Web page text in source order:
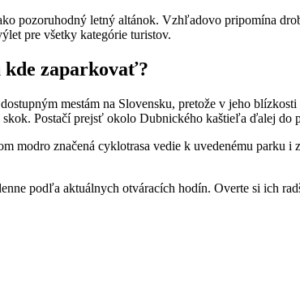
pozoruhodný letný altánok. Vzhľadovo pripomína
pre všetky kategórie turistov.
zaparkovať?
mestám na Slovensku, pretože v jeho
Postačí prejsť okolo Dubnického kaštieľa ďalej do
modro značená cyklotrasa vedie k uvedenému
podľa aktuálnych otváracích hodín. Overte si ich